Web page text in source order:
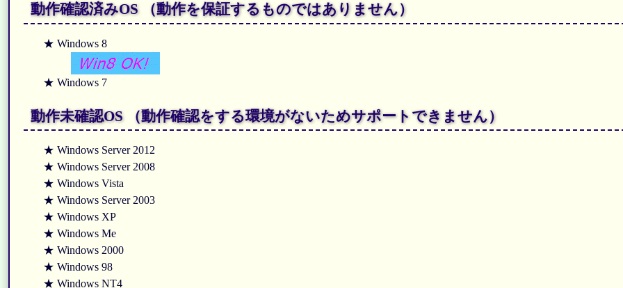
動作確認済みOS （動作を保証するものではありません）
★ Windows 8
★ Windows 7
動作未確認OS （動作確認をする環境がないためサポートできません）
★ Windows Server 2012
★ Windows Server 2008
★ Windows Vista
★ Windows Server 2003
★ Windows XP
★ Windows Me
★ Windows 2000
★ Windows 98
★ Windows NT4